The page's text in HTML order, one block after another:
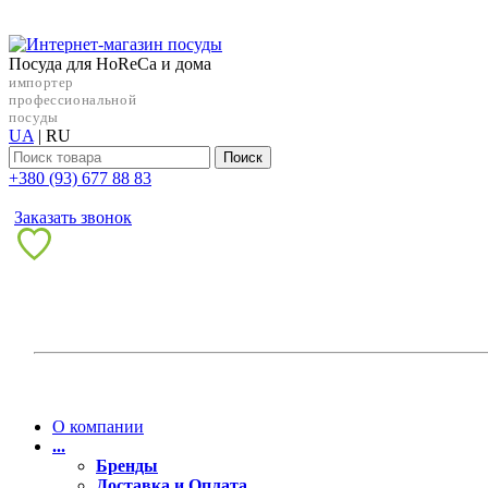
Посуда для HoReCa и дома
импортер
профессиональной
посуды
UA | RU
Поиск
+38‎0 (93) 677 88 83
Заказать звонок
О компании
...
Бренды